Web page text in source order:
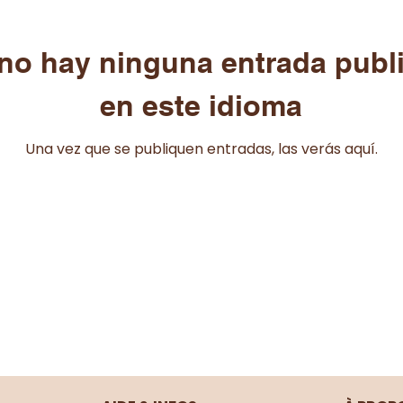
hay ninguna entrada
en este idioma
Una vez que se publiquen entradas, las verás aquí.